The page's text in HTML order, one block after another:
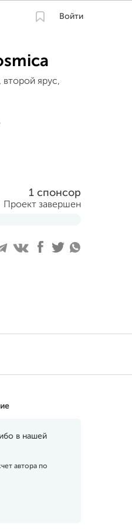
Войти
ярус,
1 спонсор
Проект завершен
в нашей
автора по